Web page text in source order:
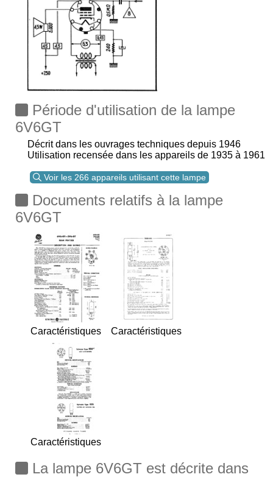
Période d'utilisation de la lampe
6V6GT
Décrit dans les ouvrages techniques depuis 1946
Utilisation recensée dans les appareils de 1935 à 1961
Voir les 266 appareils utilisant cette lampe
Documents relatifs à la lampe
6V6GT
Caractéristiques Caractéristiques
Caractéristiques
La lampe 6V6GT est décrite dans